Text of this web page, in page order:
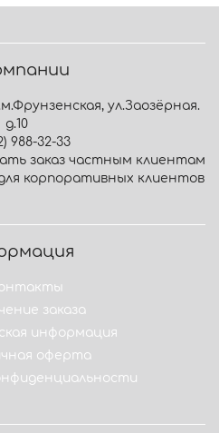
ул.Заозёрная.
д.10
988-32-33
заказ частным клиентам
корпоративных клиентов
заказа
информация
оферта